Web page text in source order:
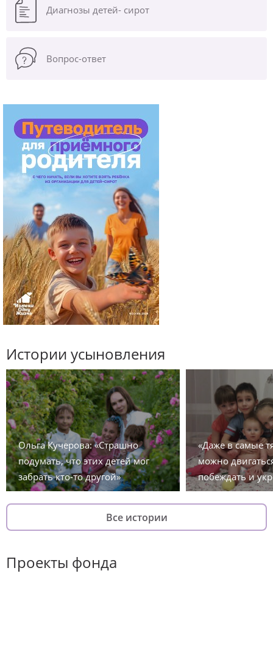
Диагнозы детей- сирот
Вопрос-ответ
Истории усыновления
Ольга Кучерова: «Страшно
подумать, что этих детей мог
забрать кто-то другой»
«Даже в самые
можно
побеждать и
Все истории
Проекты фонда